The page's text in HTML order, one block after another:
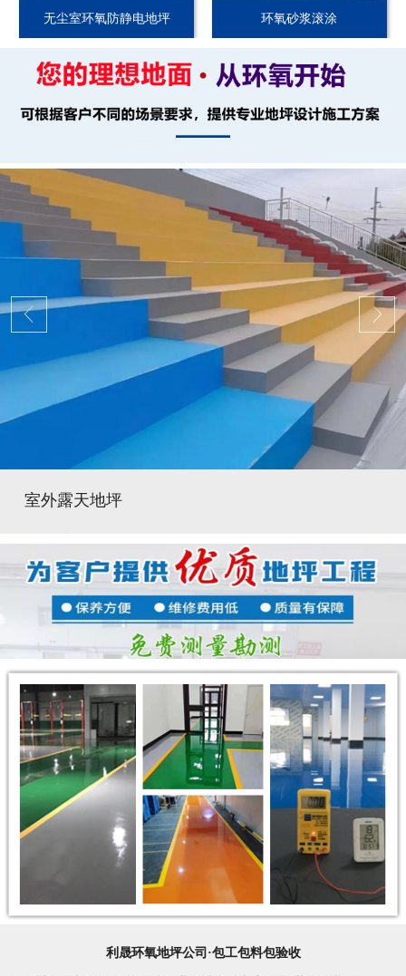
无尘室环氧防静电地坪 环氧砂浆滚涂
室外露天地坪
利晟环氧地坪公司·包工包料包验收